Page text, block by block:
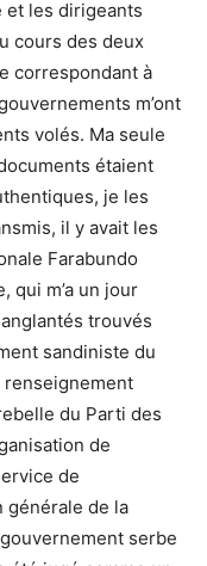
et les dirigeants
cours des deux
correspondant à
m’ont
volés. Ma seule
étaient
je les
il y avait les
Farabundo
qui m’a un jour
trouvés
sandiniste du
renseignement
du Parti des
de
de
générale de la
serbe